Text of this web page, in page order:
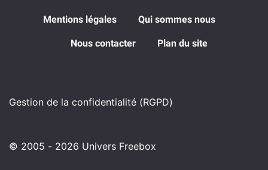
Mentions légales Qui sommes nous
Nous contacter Plan du site
Gestion de la confidentialité (RGPD)
© 2005 - 2026 Univers Freebox